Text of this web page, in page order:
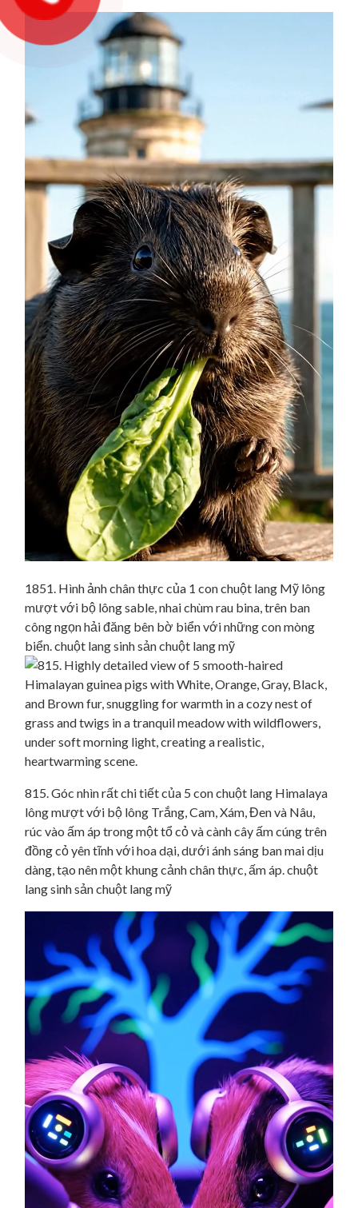
1851. Hình ảnh chân thực của 1 con chuột lang Mỹ lông
mượt với bộ lông sable, nhai chùm rau bina, trên ban
công ngọn hải đăng bên bờ biển với những con mòng
biển. chuột lang sinh sản chuột lang mỹ
815. Góc nhìn rất chi tiết của 5 con chuột lang Himalaya
lông mượt với bộ lông Trắng, Cam, Xám, Đen và Nâu,
rúc vào ấm áp trong một tổ cỏ và cành cây ấm cúng trên
đồng cỏ yên tĩnh với hoa dại, dưới ánh sáng ban mai dịu
dàng, tạo nên một khung cảnh chân thực, ấm áp. chuột
lang sinh sản chuột lang mỹ